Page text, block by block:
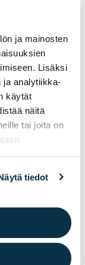
ja mainosten
Lisäksi
ja analytiikka-
käytät
näitä
tai joita on
tiedot
aikana.
jos luokilla
paikkaa
sisarus
7–9
perusteella